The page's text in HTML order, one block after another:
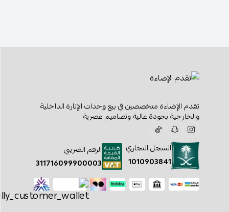
تقدم الإضاءة متخصصين في بيع وحدات الإنارة الداخلية
والخارجية بجودة عالية وتصاميم عصرية
السجل التجاري
1010903841
الرقم الضريبي
311716099900003